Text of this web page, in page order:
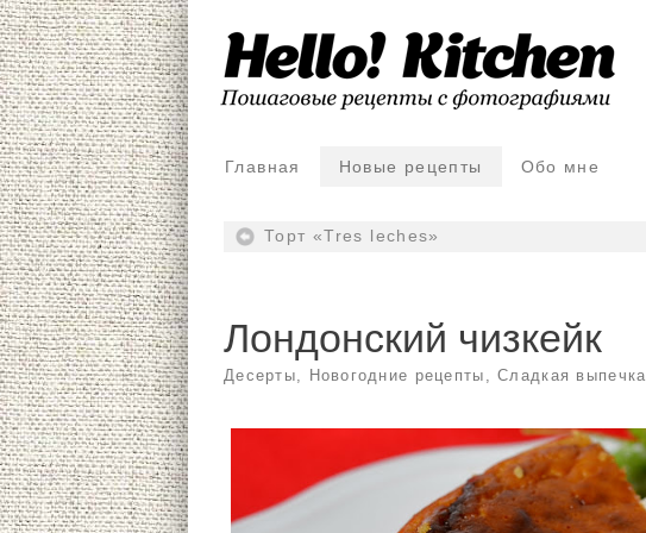
Главная Новые рецепты Обо мне
Торт «Tres leches»
Лондонский чизкейк
Десерты, Новогодние рецепты ,Сладкая выпечка